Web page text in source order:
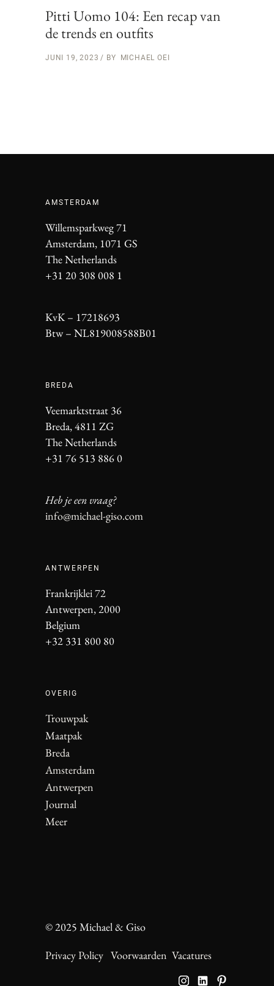
Pitti Uomo 104: Een recap van
de trends en outfits
JUNI 19, 2023 BY MICHAEL OEI
AMSTERDAM
Willemsparkweg 71
Amsterdam, 1071 GS
The Netherlands
+31 20 308 008 1
KvK – 17218693
Btw – NL819008588B01
BREDA
Veemarktstraat 36
Breda, 4811 ZG
The Netherlands
+31 76 513 886 0
Heb je een vraag?
info@michael-giso.com
ANTWERPEN
Frankrijklei 72
Antwerpen, 2000
Belgium
+32 331 800 80
OVERIG
Trouwpak
Maatpak
Breda
Amsterdam
Antwerpen
Journal
Meer
© 2025 Michael & Giso
Privacy Policy Voorwaarden Vacatures